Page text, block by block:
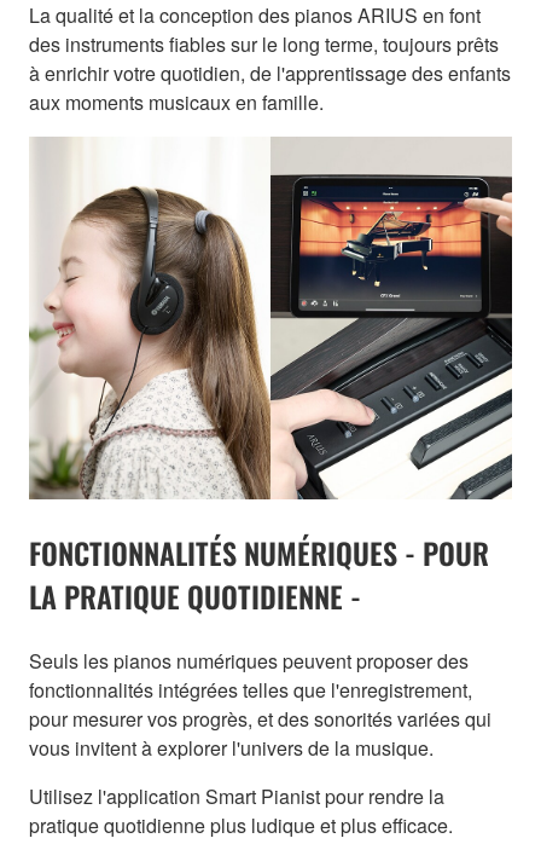
La qualité et la conception des pianos ARIUS en font
des instruments fiables sur le long terme, toujours prêts
à enrichir votre quotidien, de l'apprentissage des enfants
aux moments musicaux en famille.
FONCTIONNALITÉS NUMÉRIQUES - POUR
LA PRATIQUE QUOTIDIENNE -
Seuls les pianos numériques peuvent proposer des
fonctionnalités intégrées telles que l'enregistrement,
pour mesurer vos progrès, et des sonorités variées qui
vous invitent à explorer l'univers de la musique.
Utilisez l'application Smart Pianist pour rendre la
pratique quotidienne plus ludique et plus efficace.